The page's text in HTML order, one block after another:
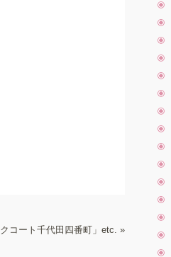
コート千代田四番町」etc. »